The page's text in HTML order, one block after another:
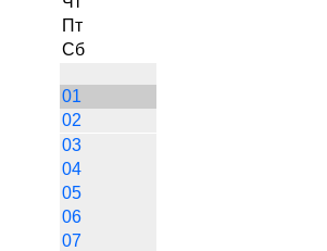
Пт
Сб
01
02
03
04
05
06
07